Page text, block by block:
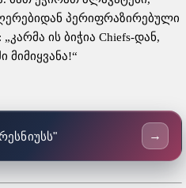
პერიფრაზირებული
ის ბიჭია Chiefs-დან,
მიმიყვანა!“
→